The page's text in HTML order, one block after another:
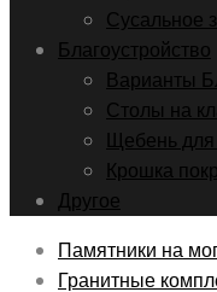
Сусальное
Благоустройство
Варианты
Столы на
Щебень
Крошка
Другое
Памятники на
Гранитные